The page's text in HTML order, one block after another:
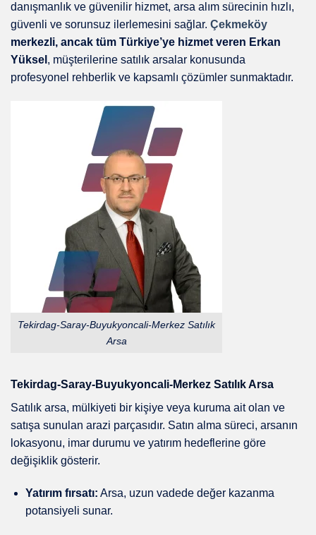
danışmanlık ve güvenilir hizmet, arsa alım sürecinin hızlı,
güvenli ve sorunsuz ilerlemesini sağlar. Çekmeköy
merkezli, ancak tüm Türkiye’ye hizmet veren Erkan
Yüksel , müşterilerine satılık arsalar konusunda
profesyonel rehberlik ve kapsamlı çözümler sunmaktadır.
Tekirdag-Saray-Buyukyoncali-Merkez Satılık
Arsa
Tekirdag-Saray-Buyukyoncali-Merkez Satılık Arsa
Satılık arsa, mülkiyeti bir kişiye veya kuruma ait olan ve
satışa sunulan arazi parçasıdır. Satın alma süreci, arsanın
lokasyonu, imar durumu ve yatırım hedeflerine göre
değişiklik gösterir.
Yatırım fırsatı: Arsa, uzun vadede değer kazanma
potansiyeli sunar.